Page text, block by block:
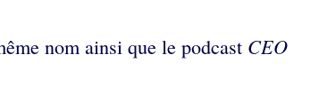
nom ainsi que le podcast CEO